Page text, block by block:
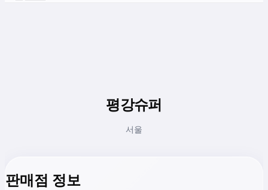
평강슈퍼
서울
판매점 정보